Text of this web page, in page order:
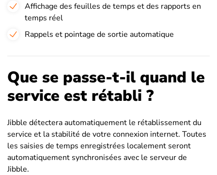
Affichage des feuilles de temps et des rapports en
temps réel
Rappels et pointage de sortie automatique
Que se passe-t-il quand le
service est rétabli ?
Jibble détectera automatiquement le rétablissement du
service et la stabilité de votre connexion internet. Toutes
les saisies de temps enregistrées localement seront
automatiquement synchronisées avec le serveur de
Jibble.